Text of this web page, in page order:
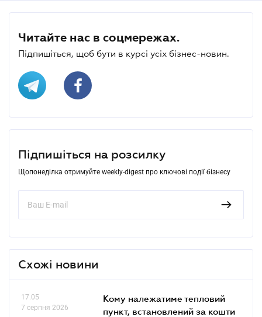
Читайте нас в соцмережах.
Підпишіться, щоб бути в курсі усіх бізнес-новин.
Підпишіться на розсилку
Щопонеділка отримуйте weekly-digest про ключові події бізнесу
Схожі новини
17.05
7 серпня 2026
Кому належатиме тепловий
пункт, встановлений за кошти